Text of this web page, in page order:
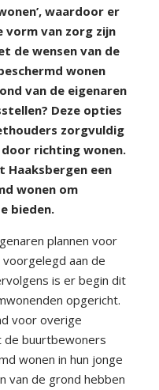
waardoor er
vorm van zorg zijn
de wensen van de
wonen
van de eigenaren
Deze opties
zorgvuldig
richting wonen.
Haaksbergen een
wonen om
bieden.
plannen voor
aan de
is er begin dit
opgericht.
voor overige
de buurtbewoners
wonen in hun jonge
van de grond hebben